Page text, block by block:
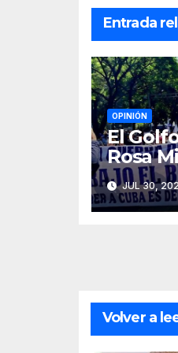
Entrada
OPINIÓN
El
Rosa
JUL 30,
Volver a